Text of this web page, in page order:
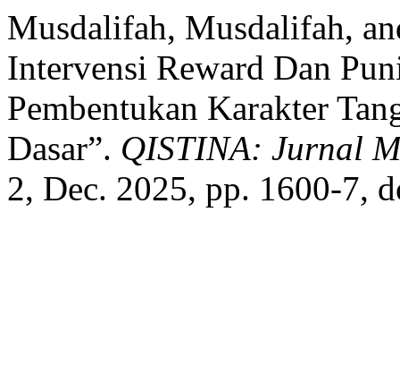
Musdalifah, Musdalifah,
Intervensi Reward Dan
Pembentukan Karakter
Dasar”. QISTINA: Jurnal
2, Dec. 2025, pp. 1600-7,